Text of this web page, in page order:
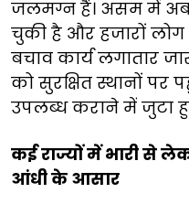
जलमग्न हैं। असम में अब
चुकी है और हजारों लोग
बचाव कार्य लगातार
को सुरक्षित स्थानों पर
उपलब्ध कराने में जुटा
कई राज्यों में भारी से
आंधी के आसार